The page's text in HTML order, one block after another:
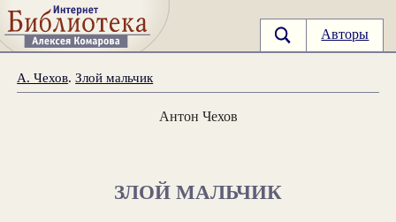
Авторы
А. Чехов.Злой мальчик
Антон Чехов
ЗЛОЙ МАЛЬЧИК